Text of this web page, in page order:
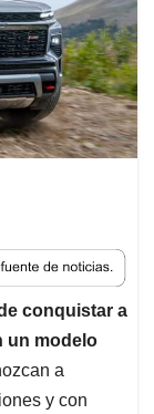
conquistar a
un modelo
a
y con